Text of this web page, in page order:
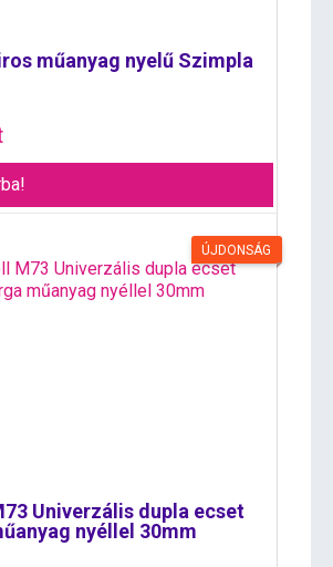
műanyag nyelű Szimpla
ÚJDONSÁG
Univerzális dupla ecset
nyéllel 30mm